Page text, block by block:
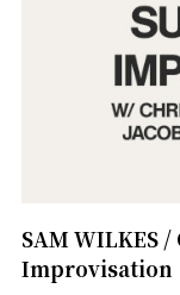
SAM WILKES
Improvisation